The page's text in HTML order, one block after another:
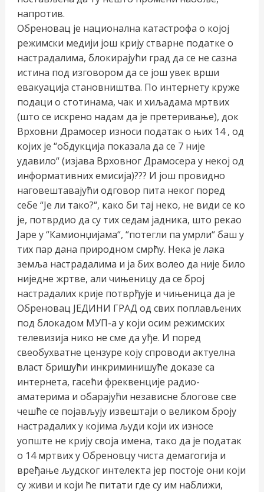
напротив.
Обреновац је национална катастрофа о којој
режимски медији још крију стварне податке о
настрадалима, блокирајући град да се не сазна
истина под изговором да се још увек врши
евакуација становништва. По интернету круже
подаци о стотинама, чак и хиљадама мртвих
(што се искрено надам да је претеривање), док
Врховни Драмосер износи податак о њих 14 , од
којих је “обдукција показала да се 7 није
удавило“ (изјава Врховног Драмосера у некој од
информативних емисија)??? И још провидно
наговештавајући одговор пита неког поред
себе “Је ли тако?“, како би тај неко, не види се ко
је, потврдио да су тих седам јадника, што рекао
Јаре у “Камионџијама“, “потегли па умрли“ баш у
тих пар дана природном смрћу. Нека је лака
земља настрадалима и ја бих волео да није било
ниједне жртве, али чињеницу да се број
настрадалих крије потврђује и чињеница да је
Обреновац ЈЕДИНИ ГРАД од свих поплављених
под блокадом МУП-а у који осим режимских
телевизија нико не сме да уђе. И поред
свеобухватне цензуре коју спроводи актуелна
власт бришући инкриминишуће доказе са
интернета, гасећи фреквенције радио-
аматерима и обарајући независне блогове све
чешће се појављују извештаји о великом броју
настрадалих у којима људи који их износе
уопште не крију своја имена, тако да је податак
о 14 мртвих у Обреновцу чиста демагогија и
вређање људског интелекта јер постоје они који
су живи и који ће питати где су им наближи,